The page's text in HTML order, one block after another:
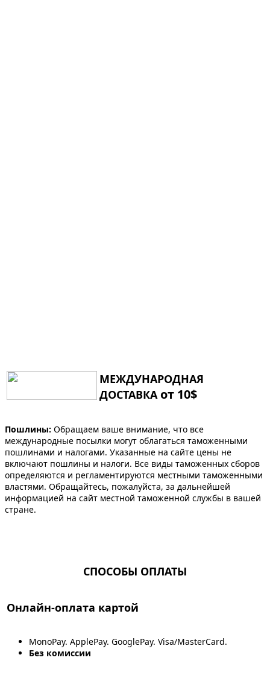
МЕЖДУНАРОДНАЯ
ДОСТАВКА от 10$
Пошлины: Обращаем ваше внимание, что все
международные посылки могут облагаться таможенными
пошлинами и налогами. Указанные на сайте цены не
включают пошлины и налоги. Все виды таможенных сборов
определяются и регламентируются местными таможенными
властями. Обращайтесь, пожалуйста, за дальнейшей
информацией на сайт местной таможенной службы в вашей
стране.
СПОСОБЫ ОПЛАТЫ
Онлайн-оплата картой
MonoPay. ApplePay. GooglePay. Visa/MasterCard.
Без комиссии